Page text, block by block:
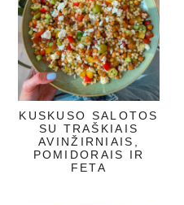
KUSKUSO SALOTOS
SU TRAŠKIAIS
AVINŽIRNIAIS,
POMIDORAIS IR
FETA